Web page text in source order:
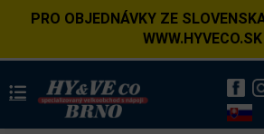
PRO OBJEDNÁVKY ZE
WWW.HYVECO.SK